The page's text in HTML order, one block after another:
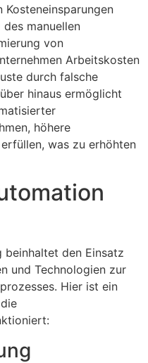
manuellen
von
Arbeitskosten
durch falsche
hinaus ermöglicht
höhere
was zu erhöhten
beinhaltet den Einsatz
und Technologien zur
Hier ist ein